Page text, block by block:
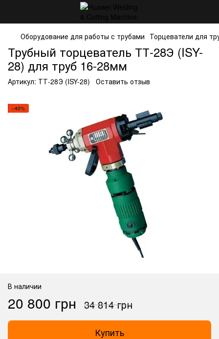
Оборудование для работы с трубами Торцеватели для
Трубный торцеватель ТТ-28Э (ISY-
28) для труб 16-28мм
Артикул: ТТ-28Э (ISY-28) Оставить отзыв
−40%
В наличии
20 800 грн 34 814 грн
Купить